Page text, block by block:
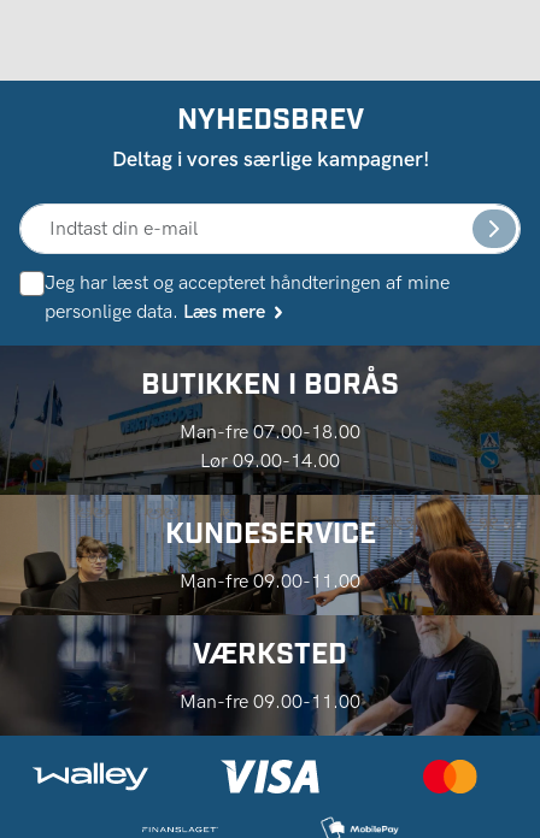
NYHEDSBREV
Deltag i vores særlige kampagner!
Jeg har læst og accepteret håndteringen af ​​mine
personlige data. Læs mere
BUTIKKEN I BORÅS
Man-fre 07.00-18.00
Lør 09.00-14.00
KUNDESERVICE
Man-fre 09.00-11.00
VÆRKSTED
Man-fre 09.00-11.00